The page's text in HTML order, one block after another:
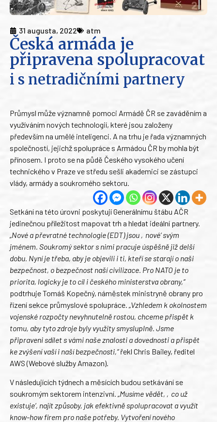
31 augusta, 2022 atm
Česká armáda je
připravena spolupracovat
i s netradičními partnery
Průmysl může významně pomoci Armádě ČR se zaváděním a
využíváním nových technologií, které jsou založeny
především na umělé inteligenci. A na trhu je řada významných
společností, jejichž spolupráce s Armádou ČR by mohla být
přínosem. I proto se na půdě Českého vysokého učení
technického v Praze ve středu sešli akademici se zástupci
vlády, armády a soukromého sektoru.
Setkání na této úrovni poskytují Generálnímu štábu AČR
jedinečnou příležitost mapovat trh a hledat ideální partnery.
„Nové a převratné technologie (EDT) jsou ‚nové‘ svým
jménem. Soukromý sektor s nimi pracuje úspěšně již delší
dobu. Nyní je třeba, aby je objevili i ti, kteří se starají o naši
bezpečnost, o bezpečnost naší civilizace. Pro NATO je to
priorita, logicky je to cíl i českého ministerstva obrany,“
podtrhuje Tomáš Kopečný, náměstek ministryně obrany pro
řízení sekce průmyslové spolupráce. „Vzhledem k okolnostem
vojenské rozpočty nevyhnutelně rostou, chceme přispět k
tomu, aby tyto zdroje byly využity smysluplně. Jsme
připraveni sdílet s vámi naše znalosti a dovednosti a přispět
ke zvýšení vaší i naší bezpečnosti,“řekl Chris Bailey, ředitel
AWS (Webové služby Amazon).
V následujících týdnech a měsících budou setkávání se
soukromým sektorem intenzivní.
„Musíme vědět, ‚co už
existuje‘, najít způsoby, jak efektivně spolupracovat a využít
know-how firem pro naše potřeby. Vytvoření nového